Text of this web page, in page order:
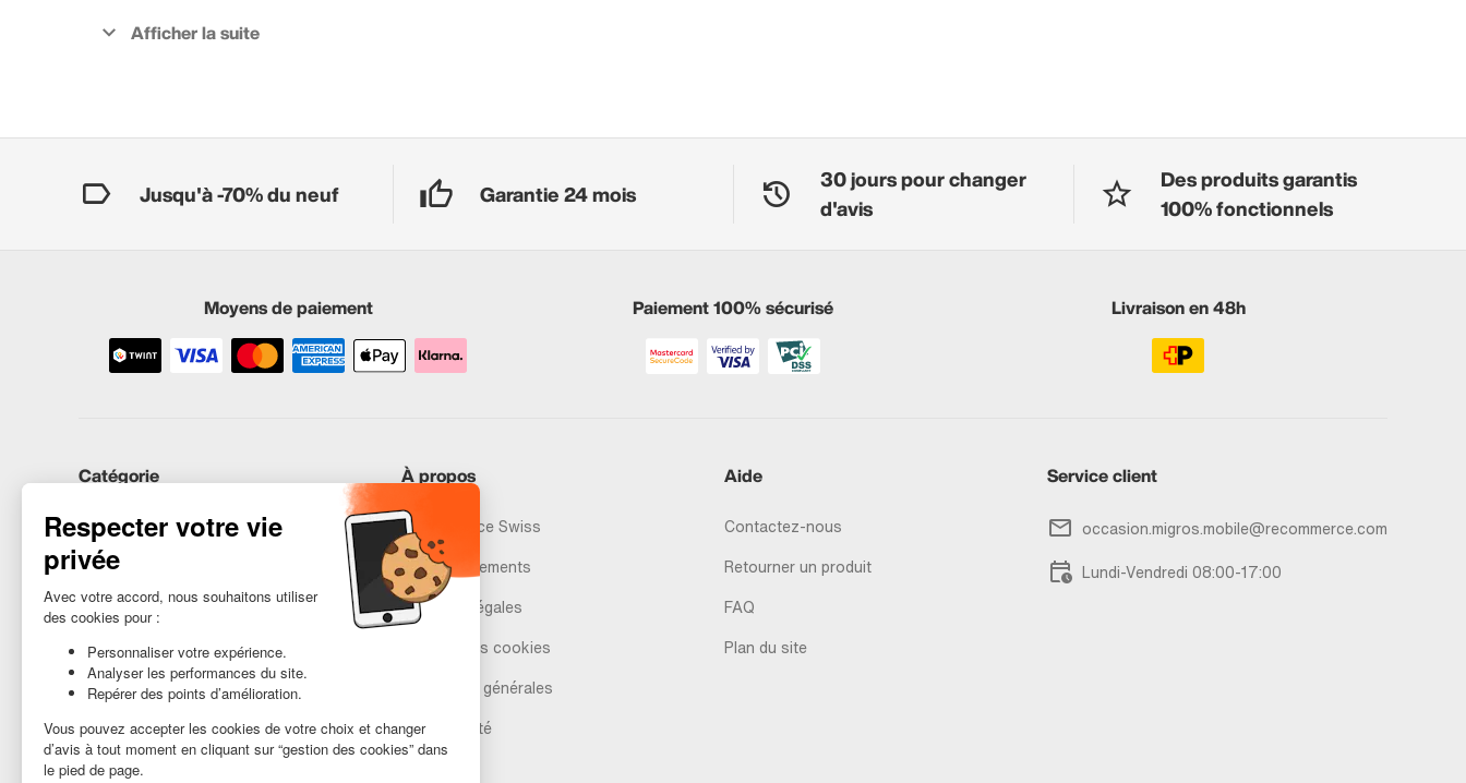
Jusqu'à -70% du neuf Garantie 24 mois
30 jours pour changer
d'avis
Des produits garantis
100% fonctionnels
Moyens de paiement Paiement 100% sécurisé Livraison en 48h
Catégorie
iPhones
Samsung
Huawei
Besoin d’aide ?
À propos
Recommerce Swiss
Nos engagements
Mentions légales
Gestion des cookies
Conditions générales
Accessibilité
Aide
Contactez-nous
Retourner un produit
FAQ
Plan du site
Service client
occasion.migros.mobile@recommerce.com
Lundi-Vendredi 08:00-17:00